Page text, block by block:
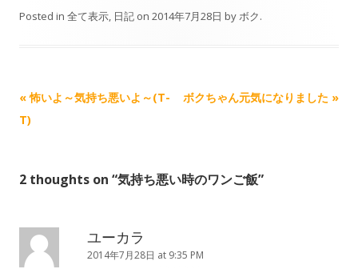
Posted in 全て表示, 日記 on 2014年7月28日 byボク.
Post navigation
«怖いよ～気持ち悪いよ～(T-
T)
ボクちゃん元気になりました »
2 thoughts on “気持ち悪い時のワンご飯”
ユーカラ
2014年7月28日 at 9:35 PM